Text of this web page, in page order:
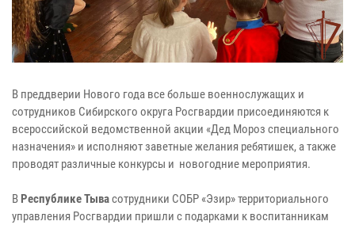
В преддверии Нового года все больше военнослужащих и
сотрудников Сибирского округа Росгвардии присоединяются к
всероссийской ведомственной акции «Дед Мороз специального
назначения» и исполняют заветные желания ребятишек, а также
проводят различные конкурсы и новогодние мероприятия.
В Республике Тывасотрудники СОБР «Эзир» территориального
управления Росгвардии пришли с подарками к воспитанникам